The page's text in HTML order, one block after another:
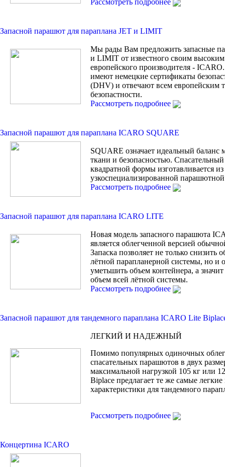
Рассмотреть подробнее
Запасной парашют для параплана JET и LIMIT
Мы рады Вам предложить запасные
и LIMIT от известного своим высоким
европейского производителя -
имеют немецкие сертификаты
(DHV) и отвечают всем европейским
безопастности.
Рассмотреть подробнее
Запасной парашют для параплана ICARO SQUARE
SQUARE означает идеальный баланс
ткани и безопасностью.
квадратной формы изготавливается из
узкоспециализированной
Рассмотреть подробнее
Запасной парашют для параплана ICARO LITE
Новая модель запасного парашюта
является облегченной версией
Запаска позволяет не только снизить
лётной парапланерной системы, но и
уметьшить объем контейнера, а
объем всей лётной системы.
Рассмотреть подробнее
Запасной парашют для тандемного параплана ICARO Lite
ЛЕГКИЙ И НАДЕЖНЫЙ
Помимо популярных одиночных
спасательных парашютов в двух
максимальной нагрузкой 105 кг или
Biplace предлагает те же самые
характеристики для тандемного
Рассмотреть подробнее
Концертина ICARO